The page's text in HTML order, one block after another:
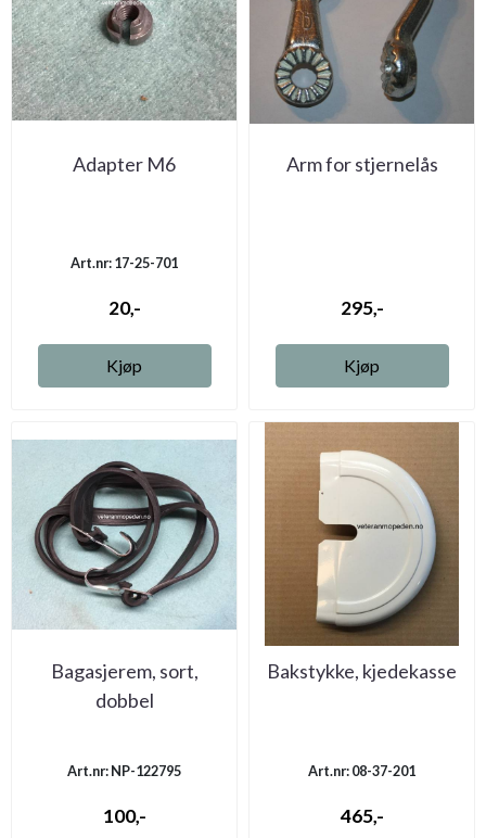
Adapter M6
Art.nr: 17-25-701
20,-
Kjøp
Arm for stjernelås
295,-
Kjøp
Bagasjerem, sort,
dobbel
Art.nr: NP-122795
100,-
Bakstykke, kjedekasse
Art.nr: 08-37-201
465,-